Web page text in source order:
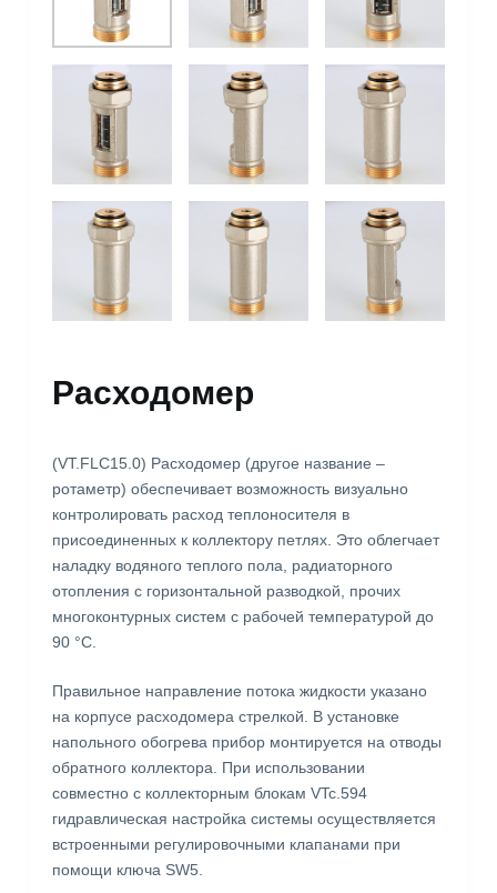
Расходомер
(VT.FLC15.0) Расходомер (другое название –
ротаметр) обеспечивает возможность визуально
контролировать расход теплоносителя в
присоединенных к коллектору петлях. Это облегчает
наладку водяного теплого пола, радиаторного
отопления с горизонтальной разводкой, прочих
многоконтурных систем с рабочей температурой до
90 °C.
Правильное направление потока жидкости указано
на корпусе расходомера стрелкой. В установке
напольного обогрева прибор монтируется на отводы
обратного коллектора. При использовании
совместно с коллекторным блокам VTc.594
гидравлическая настройка системы осуществляется
встроенными регулировочными клапанами при
помощи ключа SW5.